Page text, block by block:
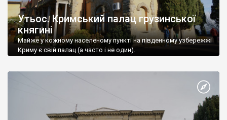
Утьос. Кримський палац грузинської
княгині
Майже у кожному населеному пункті на південному узбережжі
Криму є свій палац (а часто і не один).